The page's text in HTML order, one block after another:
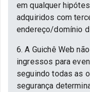
em qualquer
adquiridos com
endereço/domínio
6. A Guichê Web
ingressos para
seguindo todas as
segurança